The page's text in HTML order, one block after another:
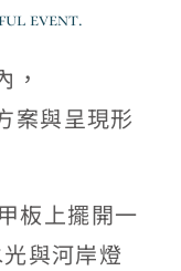
event.
，
案與呈現形
板上擺開一
與河岸燈